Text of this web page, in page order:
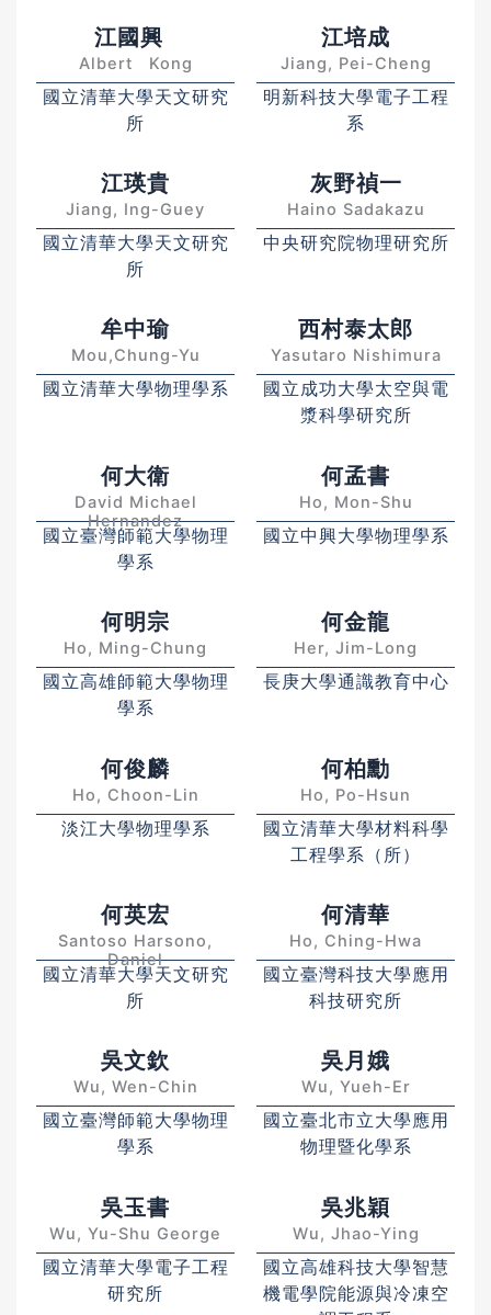
江國興
Albert Kong
國立清華大學天文研究
所
江培成
Jiang, Pei-Cheng
明新科技大學電子工程
系
江瑛貴
Jiang, Ing-Guey
國立清華大學天文研究
所
灰野禎一
Haino Sadakazu
中央研究院物理研究所
牟中瑜
Mou,Chung-Yu
國立清華大學物理學系
西村泰太郎
Yasutaro Nishimura
國立成功大學太空與電
漿科學研究所
何大衛
David Michael
Hernandez
國立臺灣師範大學物理
學系
何孟書
Ho, Mon-Shu
國立中興大學物理學系
何明宗
Ho, Ming-Chung
國立高雄師範大學物理
學系
何金龍
Her, Jim-Long
長庚大學通識教育中心
何俊麟
Ho, Choon-Lin
淡江大學物理學系
何柏勳
Ho, Po-Hsun
國立清華大學材料科學
工程學系（所）
何英宏
Santoso Harsono,
Daniel
國立清華大學天文研究
所
何清華
Ho, Ching-Hwa
國立臺灣科技大學應用
科技研究所
吳文欽
Wu, Wen-Chin
國立臺灣師範大學物理
學系
吳月娥
Wu, Yueh-Er
國立臺北市立大學應用
物理暨化學系
吳玉書
Wu, Yu-Shu George
國立清華大學電子工程
研究所
吳兆穎
Wu, Jhao-Ying
國立高雄科技大學智慧
機電學院能源與冷凍空